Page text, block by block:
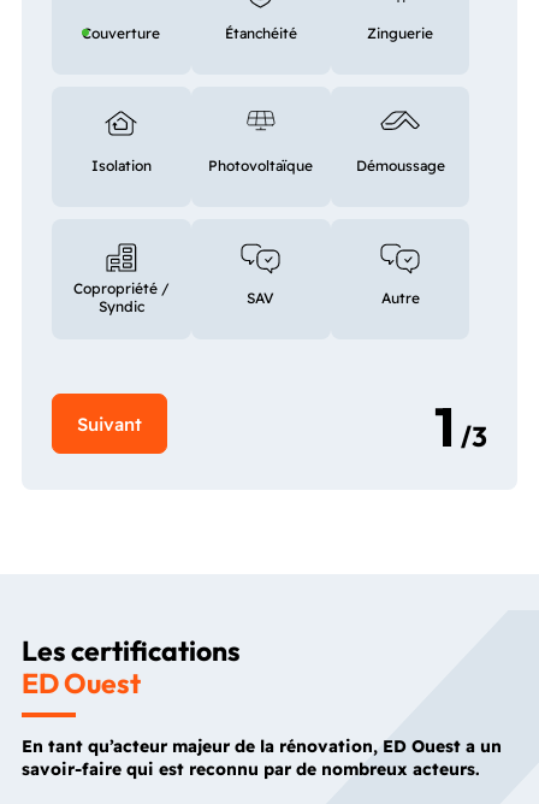
Couverture Étanchéité Zinguerie
Isolation Photovoltaïque Démoussage
Copropriété /
Syndic
SAV Autre
En tant qu’acteur majeur de la rénovation, ED Ouest a un
savoir-faire qui est reconnu par de nombreux acteurs.
Les certifications
ED Ouest